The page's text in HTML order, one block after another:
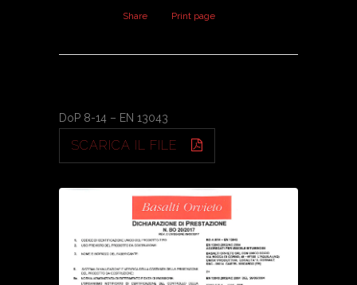
Share Print page
DoP 8-14 – EN 13043
SCARICA IL FILE